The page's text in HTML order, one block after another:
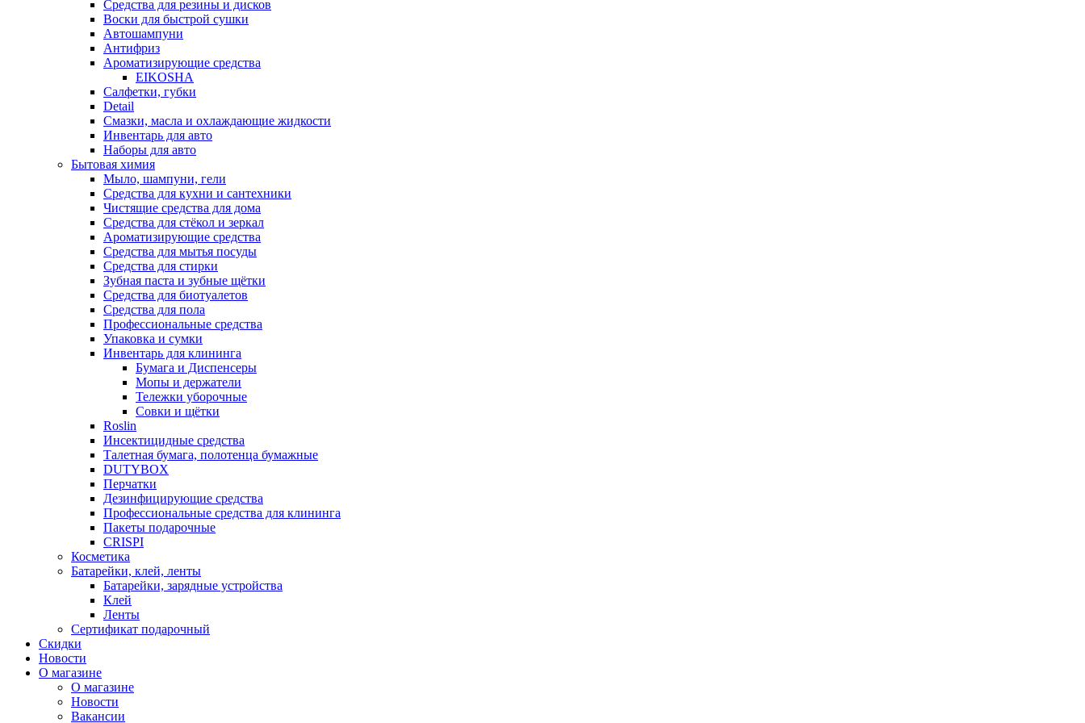
Средства для резины и дисков
Воски для быстрой сушки
Автошампуни
Антифриз
Ароматизирующие средства
EIKOSHA
Салфетки, губки
Detail
Смазки, масла и охлаждающие жидкости
Инвентарь для авто
Наборы для авто
Бытовая химия
Мыло, шампуни, гели
Средства для кухни и сантехники
Чистящие средства для дома
Средства для стёкол и зеркал
Ароматизирующие средства
Средства для мытья посуды
Средства для стирки
Зубная паста и зубные щётки
Средства для биотуалетов
Средства для пола
Профессиональные средства
Упаковка и сумки
Инвентарь для клининга
Бумага и Диспенсеры
Мопы и держатели
Тележки уборочные
Совки и щётки
Roslin
Инсектицидные средства
Талетная бумага, полотенца бумажные
DUTYBOX
Перчатки
Дезинфицирующие средства
Профессиональные средства для клининга
Пакеты подарочные
CRISPI
Косметика
Батарейки, клей, ленты
Батарейки, зарядные устройства
Клей
Ленты
Сертификат подарочный
Скидки
Новости
О магазине
О магазине
Новости
Вакансии